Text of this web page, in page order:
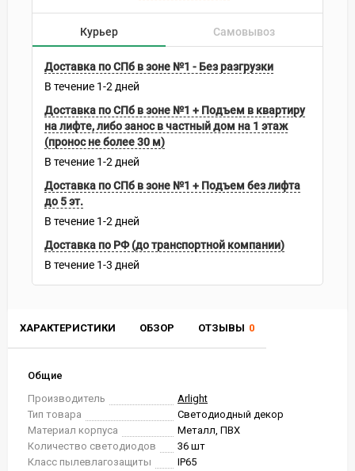
ХАРАКТЕРИСТИКИ ОБЗОР ОТЗЫВЫ 0
Общие
Производитель
Arlight
Тип товара
Светодиодный декор
Материал корпуса
Металл, ПВХ
Количество светодиодов
36 шт
Класс пылевлагозащиты
IP65
Курьер Самовывоз
Доставка по СПб в зоне №1 - Без разгрузки
В течение 1-2 дней
Доставка по СПб в зоне №1 + Подъем в квартиру
на лифте, либо занос в частный дом на 1 этаж
(пронос не более 30 м)
В течение 1-2 дней
Доставка по СПб в зоне №1 + Подъем без лифта
до 5 эт.
В течение 1-2 дней
Доставка по РФ (до транспортной компании)
В течение 1-3 дней